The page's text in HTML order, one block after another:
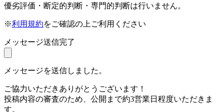
優劣評価・断定的判断・専門的判断は行いません。
※利用規約をご確認の上ご利用ください
メッセージ送信完了
メッセージを送信しました。
ご協力いただきありがとうございます！
投稿内容の審査のため、公開まで約3営業日程度いただきま
す。